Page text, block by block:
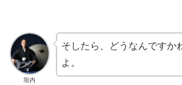
垣内
そしたら、どうなんですか
よ。